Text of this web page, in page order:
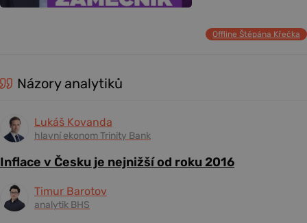
Offline Štěpána Křečka
Názory analytiků
Lukáš Kovanda
hlavní ekonom Trinity Bank
Inflace v Česku je nejnižší od roku 2016
Timur Barotov
analytik BHS